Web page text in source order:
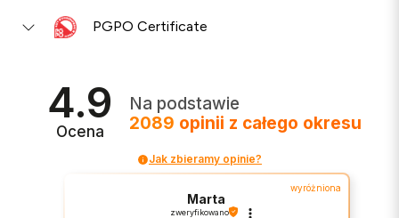
PGPO Certificate
4.9
Ocena
Na podstawie
2089 opinii z całego okresu
Jak zbieramy opinie?
wyróżniona
Marta
zweryfikowano